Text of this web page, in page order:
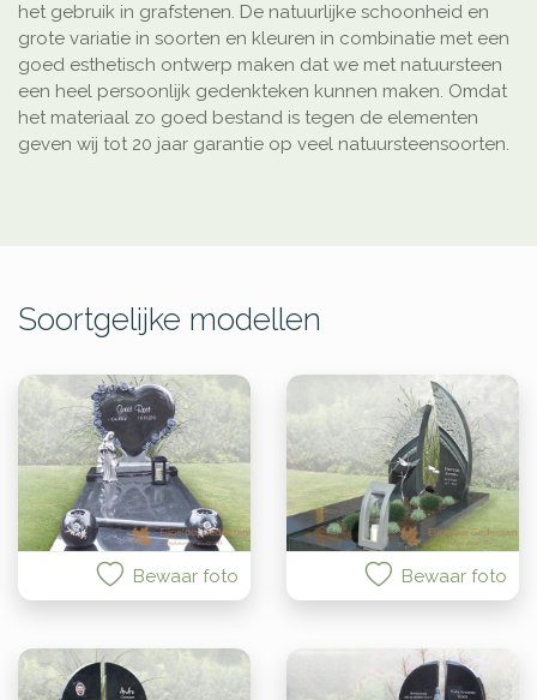
het gebruik in grafstenen. De natuurlijke schoonheid en
grote variatie in soorten en kleuren in combinatie met een
goed esthetisch ontwerp maken dat we met natuursteen
een heel persoonlijk gedenkteken kunnen maken. Omdat
het materiaal zo goed bestand is tegen de elementen
geven wij tot 20 jaar garantie op veel natuursteensoorten.
Soortgelijke modellen
Bewaar foto Bewaar foto